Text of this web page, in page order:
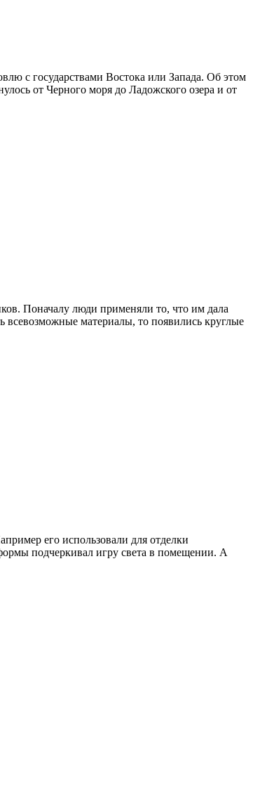
с государствами Востока или Запада. Об этом
от Черного моря до Ладожского озера и от
Поначалу люди применяли то, что им дала
всевозможные материалы, то появились круглые
его использовали для отделки
подчеркивал игру света в помещении. А